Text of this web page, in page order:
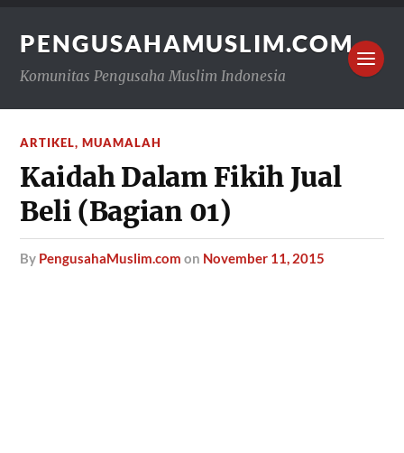
PENGUSAHAMUSLIM.COM
Komunitas Pengusaha Muslim Indonesia
ARTIKEL,MUAMALAH
Kaidah Dalam Fikih Jual
Beli (Bagian 01)
by PengusahaMuslim.com on November 11, 2015